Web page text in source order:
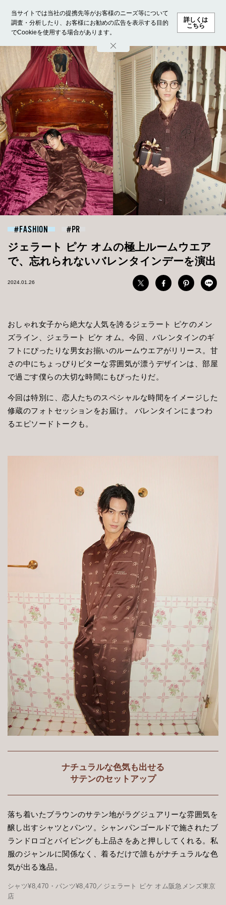
当サイトでは当社の提携先等がお客様のニーズ等について
調査・分析したり、お客様にお勧めの広告を表示する目的
でCookieを使用する場合があります。
詳しくは
こちら
ホーム モデル募集 ランキング ファッション ビューテ
FASHION
ジェラート ピケ オムの極上ルームウエア
で、忘れられないバレンタインデーを演出
2024.01.26
おしゃれ女子から絶大な人気を誇るジェラート ピケのメン
ズライン、ジェラート ピケ オム。今回、バレンタインのギ
フトにぴったりな男女お揃いのルームウエアがリリース。甘
さの中にちょっぴりビターな雰囲気が漂うデザインは、部屋
で過ごす僕らの大切な時間にもぴったりだ。
今回は特別に、恋人たちのスペシャルな時間をイメージした
修蔵のフォトセッションをお届け。 バレンタインにまつわ
るエピソードトークも。
ナチュラルな色気も出せる
サテンのセットアップ
落ち着いたブラウンのサテン地がラグジュアリーな雰囲気を
醸し出すシャツとパンツ。シャンパンゴールドで施されたブ
ランドロゴとパイピングも上品さをあと押ししてくれる。私
服のジャンルに関係なく、着るだけで誰もがナチュラルな色
気が出る逸品。
シャツ¥8,470・パンツ¥8,470／ジェラート ピケ オム阪急メンズ東京
店